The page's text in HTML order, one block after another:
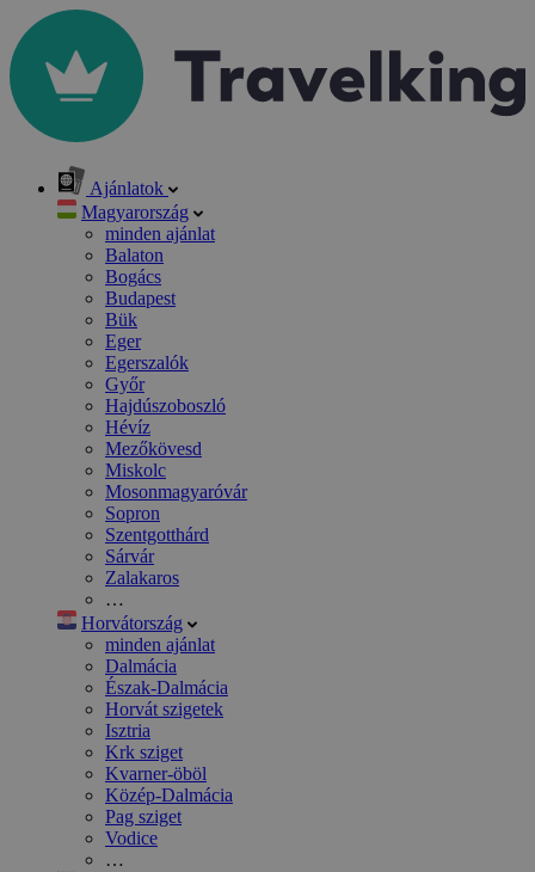
Ajánlatok
Magyarország
minden ajánlat
Balaton
Bogács
Budapest
Bük
Eger
Egerszalók
Győr
Hajdúszoboszló
Hévíz
Mezőkövesd
Miskolc
Mosonmagyaróvár
Sopron
Szentgotthárd
Sárvár
Zalakaros
…
Horvátország
minden ajánlat
Dalmácia
Észak-Dalmácia
Horvát szigetek
Isztria
Krk sziget
Kvarner-öböl
Közép-Dalmácia
Pag sziget
Vodice
…